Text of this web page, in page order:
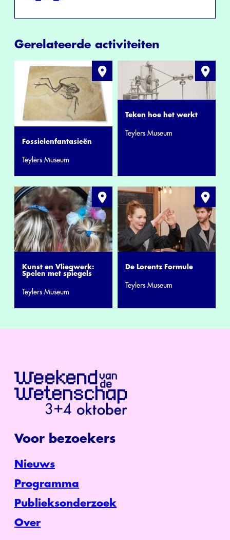
Gerelateerde activiteiten
Fossielenfantasieën
Teylers Museum
Teken hoe het werkt
Teylers Museum
Kunst en Vliegwerk:
Spelen met spiegels
Teylers Museum
De Lorentz Formule
Teylers Museum
Voor bezoekers
Nieuws
Programma
Publieksonderzoek
Over